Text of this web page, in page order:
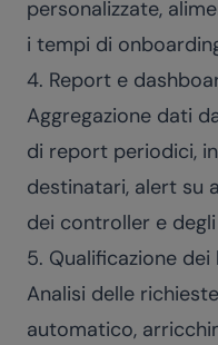
personalizzate,
i tempi di
4. Report e
Aggregazione dati
di report periodici,
destinatari, alert su
dei controller e
5. Qualificazione dei
Analisi delle
automatico,